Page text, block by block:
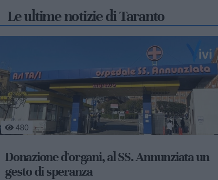
Le ultime notizie di Taranto
531
Agricoltura, a Massafra si coltiva
l'innovazione del CSR